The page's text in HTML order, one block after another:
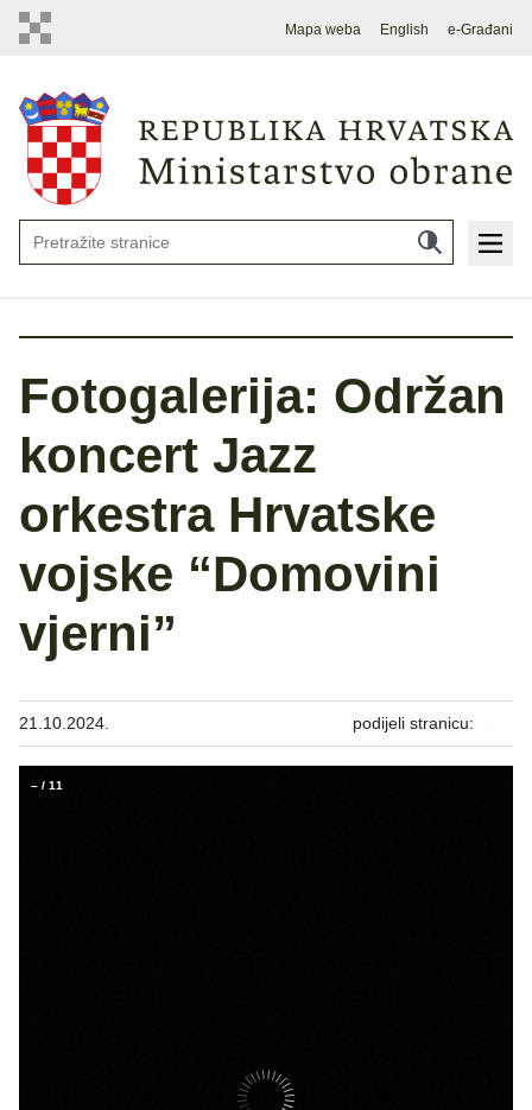
Mapa weba English e-Građani
Fotogalerija: Održan
koncert Jazz
orkestra Hrvatske
vojske “Domovini
vjerni”
21.10.2024. podijeli stranicu:
– / 11